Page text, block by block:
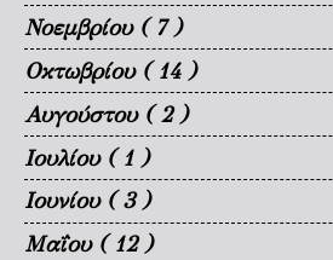
Νοεμβρίου ( 7 )
Οκτωβρίου ( 14 )
Αυγούστου ( 2 )
Ιουλίου ( 1 )
Ιουνίου ( 3 )
Μαΐου ( 12 )